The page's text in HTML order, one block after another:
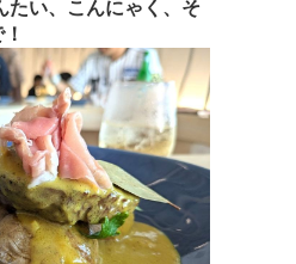
たい、こんにゃく、そ